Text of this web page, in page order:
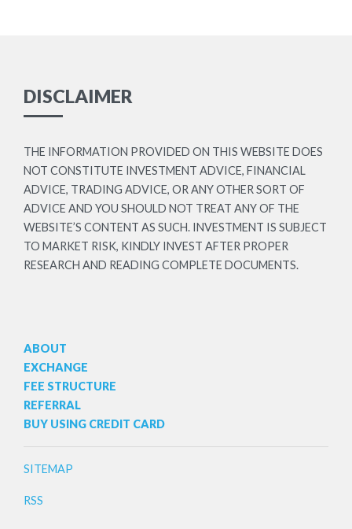
DISCLAIMER
THE INFORMATION PROVIDED ON THIS WEBSITE DOES
NOT CONSTITUTE INVESTMENT ADVICE, FINANCIAL
ADVICE, TRADING ADVICE, OR ANY OTHER SORT OF
ADVICE AND YOU SHOULD NOT TREAT ANY OF THE
WEBSITE’S CONTENT AS SUCH. INVESTMENT IS SUBJECT
TO MARKET RISK, KINDLY INVEST AFTER PROPER
RESEARCH AND READING COMPLETE DOCUMENTS.
ABOUT
EXCHANGE
FEE STRUCTURE
REFERRAL
BUY USING CREDIT CARD
SITEMAP
RSS